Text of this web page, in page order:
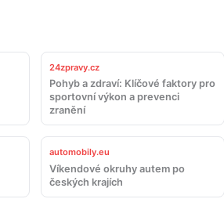
24zpravy.cz
Pohyb a zdraví: Klíčové faktory pro
sportovní výkon a prevenci
zranění
automobily.eu
Víkendové okruhy autem po
českých krajích